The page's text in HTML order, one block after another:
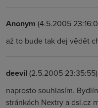
Anonym (4.5.2005
až to bude tak dej vědět
deevil (2.5.2005 23:35:55)
naprosto souhlasím.
stránkách Nextry a dsl.cz